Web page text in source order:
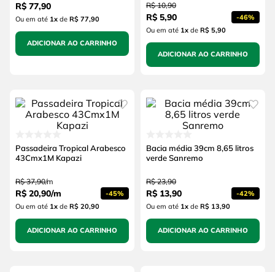
R$ 77,90
Ou em até 1xde R$ 77,90
ADICIONAR AO CARRINHO
R$ 10,90
R$ 5,90 -46%
Ou em até 1xde R$ 5,90
ADICIONAR AO CARRINHO
Passadeira Tropical Arabesco
43Cmx1M Kapazi
R$ 37,90/m
R$ 20,90/m -45%
Ou em até 1xde R$ 20,90
ADICIONAR AO CARRINHO
Bacia média 39cm 8,65 litros
verde Sanremo
R$ 23,90
R$ 13,90 -42%
Ou em até 1xde R$ 13,90
ADICIONAR AO CARRINHO